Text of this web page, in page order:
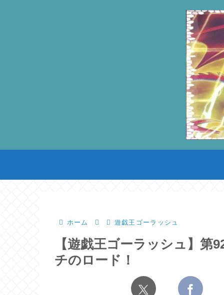
ホーム 遊戯王ゴーラッシュ
【遊戯王ゴーラッシュ】第
チのロード！